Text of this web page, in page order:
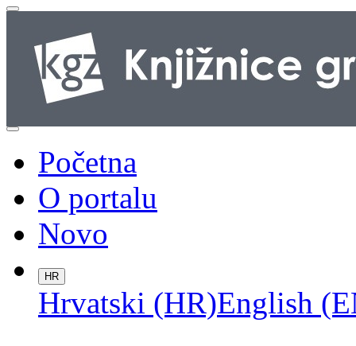
Početna
O portalu
Novo
HR
Hrvatski (HR)English